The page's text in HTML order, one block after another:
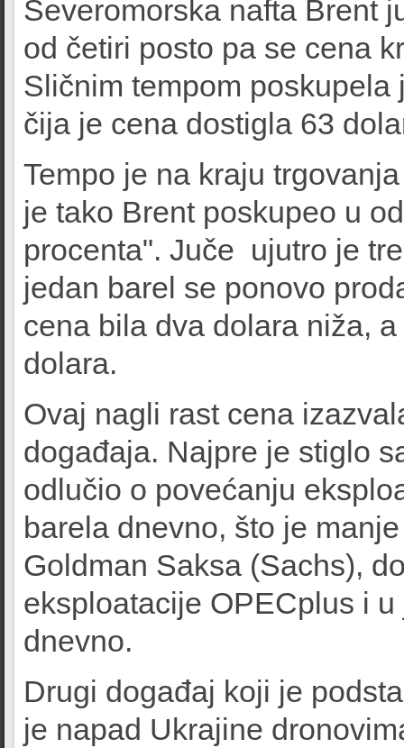
Severomorska nafta Brent
od četiri posto pa se cena
Sličnim tempom
čija je cena dostigla 63
Tempo je na kraju
je tako Brent poskupeo u
procenta". Juče ujutro je
jedan barel se ponovo
cena bila dva dolara niža,
dolara.
Ovaj nagli rast cena
događaja. Najpre je stiglo
odlučio o povećanju
barela dnevno, što je
Goldman Saksa (Sachs),
eksploatacije OPECplus i
dnevno.
Drugi događaj koji je
je napad Ukrajine